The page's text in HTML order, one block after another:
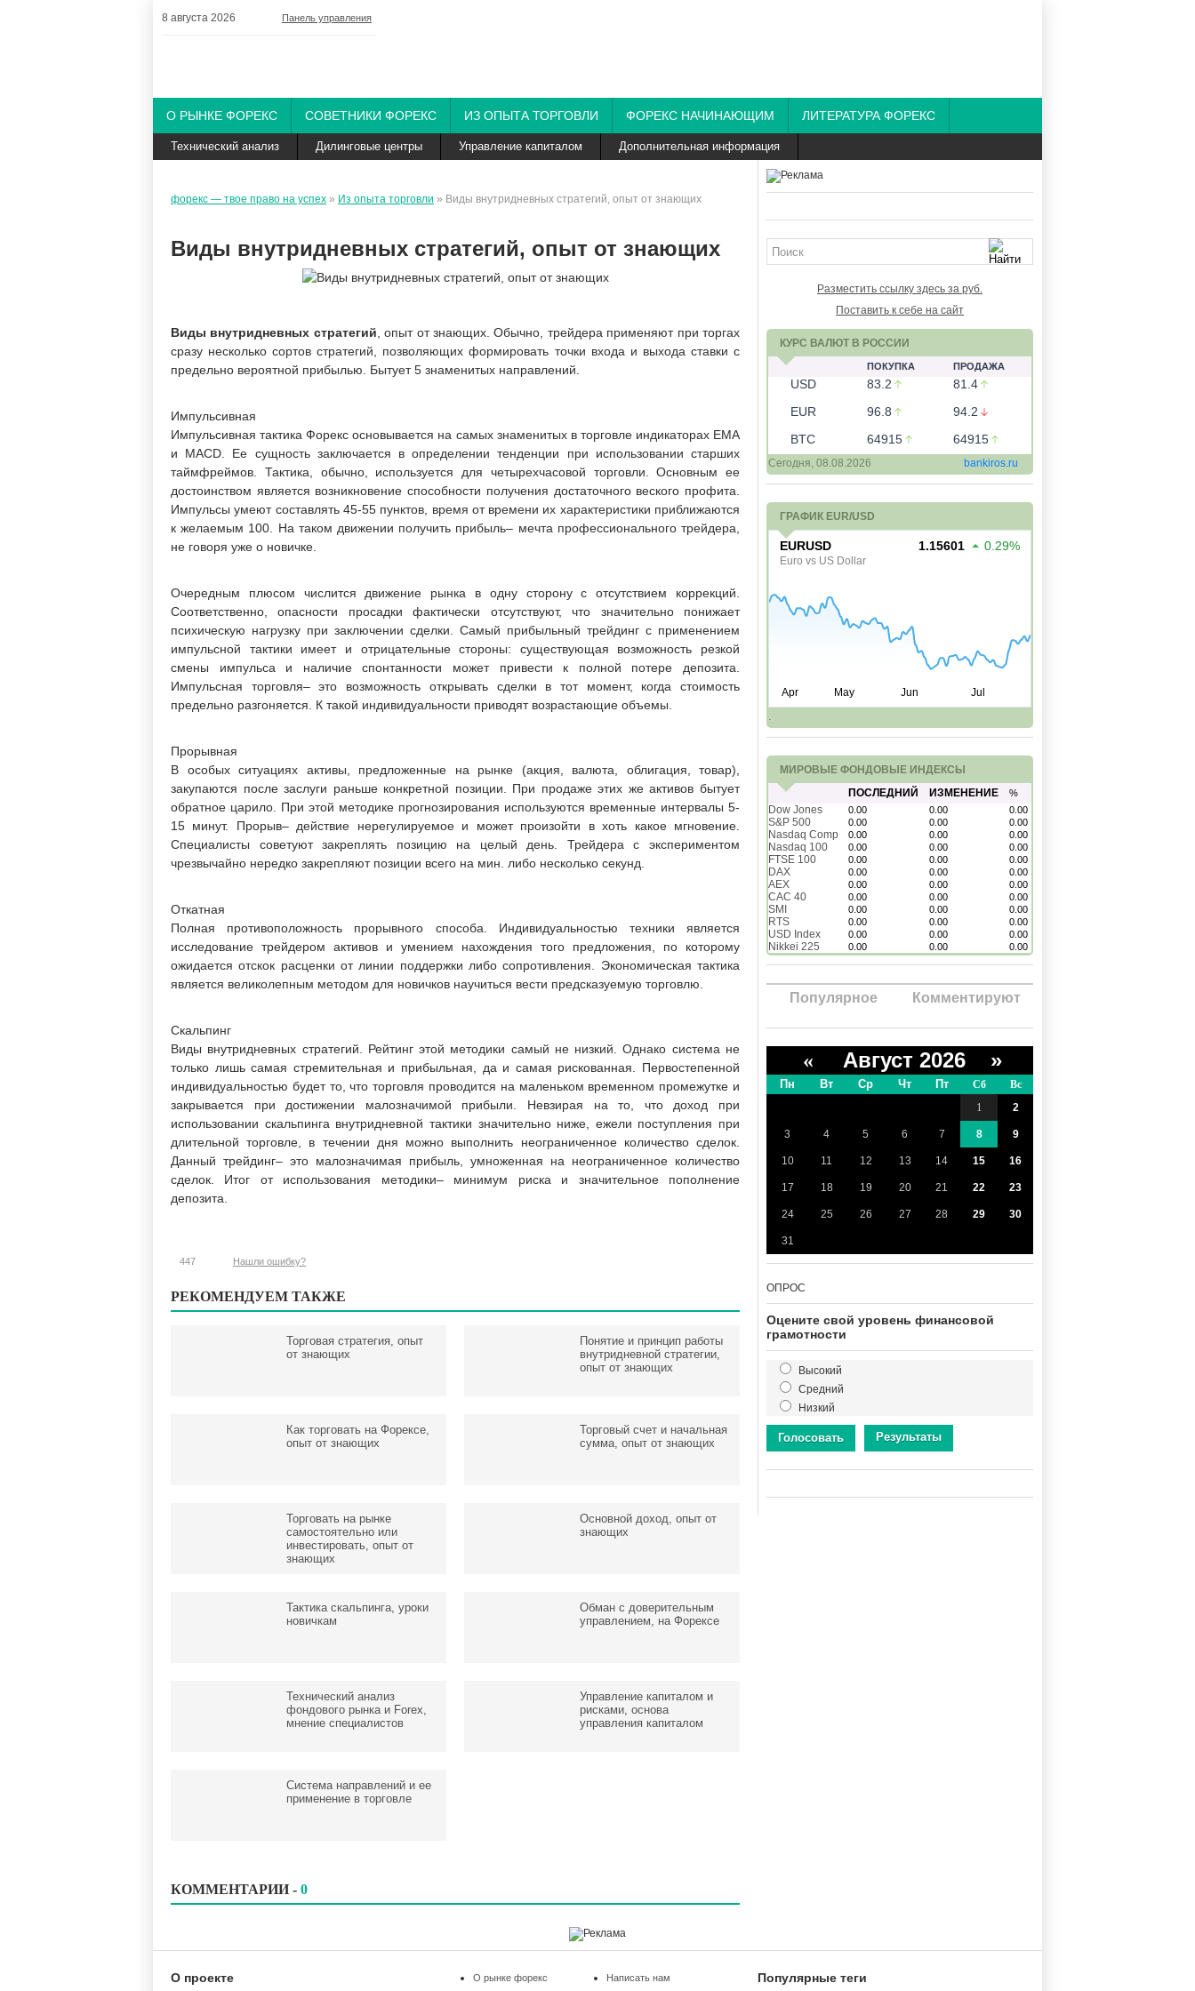
8 августа 2026 Панель управления
О РЫНКЕ ФОРЕКС СОВЕТНИКИ ФОРЕКС ИЗ ОПЫТА ТОРГОВЛИ ФОРЕКС НАЧИНАЮЩИМ ЛИТЕРАТУРА ФОРЕКС
Технический анализ Дилинговые центры Управление капиталом Дополнительная информация
форекс — твое право на успех » Из опыта торговли » Виды внутридневных стратегий, опыт от знающих
Виды внутридневных стратегий, опыт от знающих
Виды внутридневных стратегий , опыт от знающих. Обычно, трейдера применяют при торгах
сразу несколько сортов стратегий, позволяющих формировать точки входа и выхода ставки с
предельно вероятной прибылью. Бытует 5 знаменитых направлений.
Импульсивная
Импульсивная тактика Форекс основывается на самых знаменитых в торговле индикаторах ЕМА
и MACD. Ее сущность заключается в определении тенденции при использовании старших
таймфреймов. Тактика, обычно, используется для четырехчасовой торговли. Основным ее
достоинством является возникновение способности получения достаточного веского профита.
Импульсы умеют составлять 45-55 пунктов, время от времени их характеристики приближаются
к желаемым 100. На таком движении получить прибыль– мечта профессионального трейдера,
не говоря уже о новичке.
Очередным плюсом числится движение рынка в одну сторону с отсутствием коррекций.
Соответственно, опасности просадки фактически отсутствуют, что значительно понижает
психическую нагрузку при заключении сделки. Самый прибыльный трейдинг с применением
импульсной тактики имеет и отрицательные стороны: существующая возможность резкой
смены импульса и наличие спонтанности может привести к полной потере депозита.
Импульсная торговля– это возможность открывать сделки в тот момент, когда стоимость
предельно разгоняется. К такой индивидуальности приводят возрастающие объемы.
Прорывная
В особых ситуациях активы, предложенные на рынке (акция, валюта, облигация, товар),
закупаются после заслуги раньше конкретной позиции. При продаже этих же активов бытует
обратное царило. При этой методике прогнозирования используются временные интервалы 5-
15 минут. Прорыв– действие нерегулируемое и может произойти в хоть какое мгновение.
Специалисты советуют закреплять позицию на целый день. Трейдера с экспериментом
чрезвычайно нередко закрепляют позиции всего на мин. либо несколько секунд.
Откатная
Полная противоположность прорывного способа. Индивидуальностью техники является
исследование трейдером активов и умением нахождения того предложения, по которому
ожидается отскок расценки от линии поддержки либо сопротивления. Экономическая тактика
является великолепным методом для новичков научиться вести предсказуемую торговлю.
Скальпинг
Виды внутридневных стратегий. Рейтинг этой методики самый не низкий. Однако система не
только лишь самая стремительная и прибыльная, да и самая рискованная. Первостепенной
индивидуальностью будет то, что торговля проводится на маленьком временном промежутке и
закрывается при достижении малозначимой прибыли. Невзирая на то, что доход при
использовании скальпинга внутридневной тактики значительно ниже, ежели поступления при
длительной торговле, в течении дня можно выполнить неограниченное количество сделок.
Данный трейдинг– это малозначимая прибыль, умноженная на неограниченное количество
сделок. Итог от использования методики– минимум риска и значительное пополнение
депозита.
447 Нашли ошибку?
РЕКОМЕНДУЕМ ТАКЖЕ
Торговая стратегия, опыт
от знающих
Понятие и принцип работы
внутридневной стратегии,
опыт от знающих
Как торговать на Форексе,
опыт от знающих
Торговый счет и начальная
сумма, опыт от знающих
Торговать на рынке
самостоятельно или
инвестировать, опыт от
знающих
Основной доход, опыт от
знающих
Тактика скальпинга, уроки
новичкам
Обман с доверительным
управлением, на Форексе
Технический анализ
фондового рынка и Forex,
мнение специалистов
Управление капиталом и
рисками, основа
управления капиталом
Система направлений и ее
применение в торговле
КОММЕНТАРИИ - 0
Разместить ссылку здесь за руб.
Поставить к себе на сайт
КУРС ВАЛЮТ В РОССИИ
ПОКУПКА ПРОДАЖА
USD 83.2
81.4
EUR
96.8
94.2
BTC
64915 64915
Сегодня, 08.08.2026 bankiros.ru
ГРАФИК EUR/USD
.
МИРОВЫЕ ФОНДОВЫЕ ИНДЕКСЫ
ПОСЛЕДНИЙ
ИЗМЕНЕНИЕ %
Dow Jones 0.00 0.00 0.00
S&P 500 0.00 0.00 0.00
Nasdaq Comp 0.00 0.00 0.00
Nasdaq 100 0.00 0.00 0.00
FTSE 100 0.00 0.00 0.00
DAX 0.00 0.00 0.00
AEX 0.00 0.00 0.00
CAC 40 0.00 0.00 0.00
SMI 0.00 0.00 0.00
RTS 0.00 0.00 0.00
USD Index 0.00 0.00 0.00
Nikkei 225 0.00 0.00 0.00
Популярное Комментируют
« Август 2026 »
Пн Вт Ср Чт Пт Сб Вс
1 2
3 4 5 6 7 8 9
10 11 12 13 14 15 16
17 18 19 20 21 22 23
24 25 26 27 28 29 30
31
ОПРОС
Оцените свой уровень финансовой
грамотности
Высокий
Средний
Низкий
Голосовать Результаты
О проекте
О рынке форекс
Написать нам
Популярные теги